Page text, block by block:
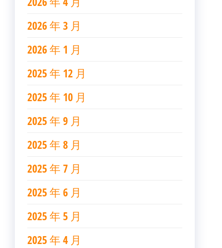
2026 年 3 月
2026 年 1 月
2025 年 12 月
2025 年 10 月
2025 年 9 月
2025 年 8 月
2025 年 7 月
2025 年 6 月
2025 年 5 月
2025 年 4 月